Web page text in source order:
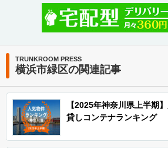
TRUNKROOM PRESS
横浜市緑区の関連記事
【2025年神奈川県上半期
貸しコンテナランキング